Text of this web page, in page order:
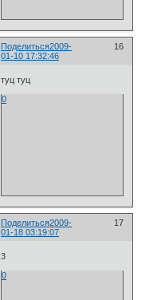
Поделиться 16
2009-
01-10 17:32:46
туц туц
0
Поделиться 17
2009-
01-18 03:19:07
3
0